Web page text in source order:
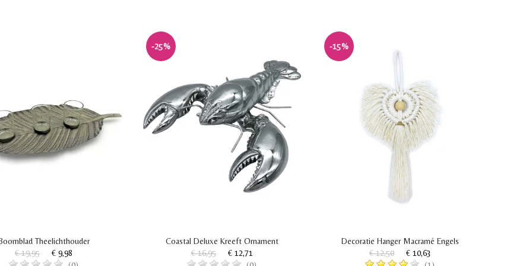
Theelichthouder
€ 19,95
€ 9,98
-25%
Coastal Deluxe Kreeft Ornament
€ 16,95
€ 12,71
-15%
Decoratie Hanger Macramé Engels
€ 12,50
€ 10,63